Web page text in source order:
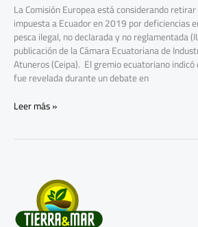
La Comisión Europea está considerando
impuesta a Ecuador en 2019 por deficiencias
pesca ilegal, no declarada y no reglamentada
publicación de la Cámara Ecuatoriana de
Atuneros (Ceipa). El gremio ecuatoriano
fue revelada durante un debate en
Leer más »